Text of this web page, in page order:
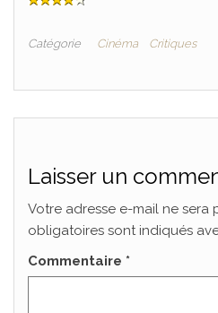
Catégorie Cinéma Critiques
Laisser un
Votre adresse e-mail ne sera
obligatoires sont indiqués
Commentaire *